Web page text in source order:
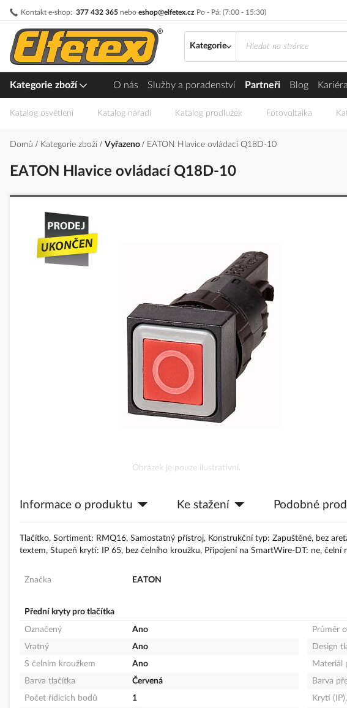
Kontakt e-shop: 377 432 365 nebo eshop@elfetex.cz Po - Pá: (7:00 - 15:30)
Přejít
obsah
Kategorie
Kategorie zboží O nás Služby a poradenství Partneři Blog Kariéra
Katalog osvětlení Katalog nářadí Katalog prodlužek Fotovoltaika
Domů Kategorie zboží Vyřazeno EATON Hlavice ovládací Q18D-10
EATON Hlavice ovládací Q18D-10
konec
galerie
galerie
Obrázek je pouze ilustrativní.
Informace o produktu Ke stažení Podobné
Tlačítko, Sortiment: RMQ16, Samostatný přístroj, Konstrukční typ: Zapuštěné, bez
textem, Stupeň krytí: IP 65, bez čelního kroužku, Připojení na SmartWire-DT: ne, čelní
Značka EATON
Přední kryty pro tlačítka
Označený
Ano
Vratný
Ano
S čelním kroužkem
Ano
Barva tlačítka
Červená
Počet řídicích bodů
1
Průměr
Design
Materiál
Barva
Krytí